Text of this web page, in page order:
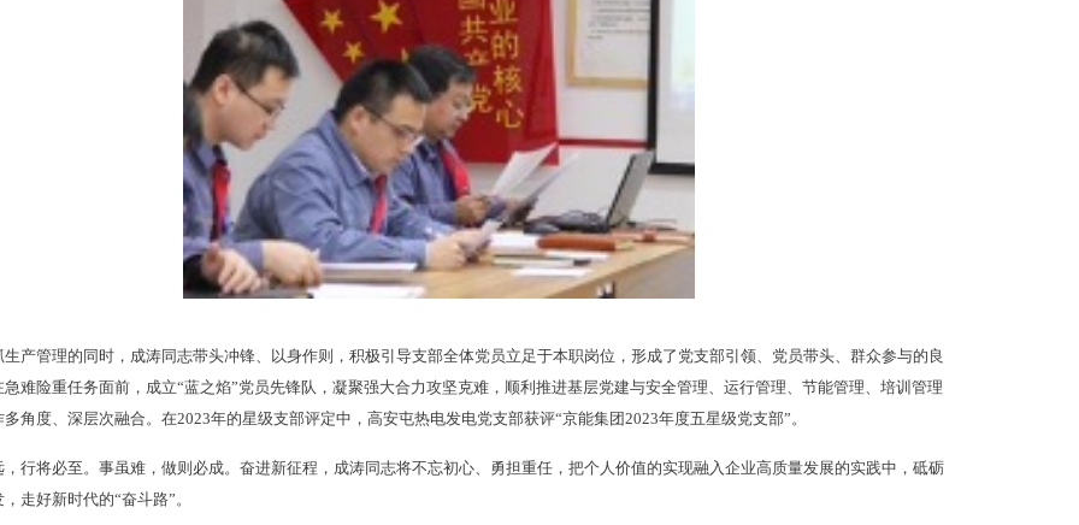
生产管理的同时，成涛同志带头冲锋、以身作则，积极引导支部全体党员立足于本职岗位，形成了党支部引领、党员带头、群众参与的良
急难险重任务面前，成立“蓝之焰”党员先锋队，凝聚强大合力攻坚克难，顺利推进基层党建与安全管理、运行管理、节能管理、培训管理
角度、深层次融合。在2023年的星级支部评定中，高安屯热电发电党支部获评“京能集团2023年度五星级党支部”。
，行将必至。事虽难，做则必成。奋进新征程，成涛同志将不忘初心、勇担重任，把个人价值的实现融入企业高质量发展的实践中，砥砺
走好新时代的“奋斗路”。